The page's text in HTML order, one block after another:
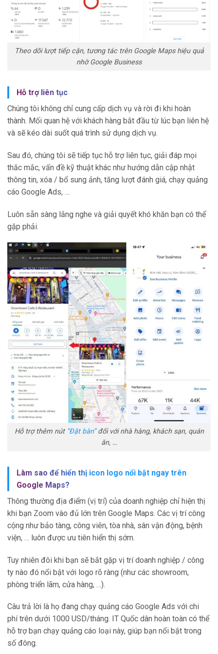
Theo dõi lượt tiếp cận, tương tác trên Google Maps hiệu quả
nhờ Google Business
Hỗ trợ liên tục
Chúng tôi không chỉ cung cấp dịch vụ và rời đi khi hoàn
thành. Mối quan hệ với khách hàng bắt đầu từ lúc bạn liên hệ
và sẽ kéo dài suốt quá trình sử dụng dịch vụ.
Sau đó, chúng tôi sẽ tiếp tục hỗ trợ liên tục, giải đáp mọi
thắc mắc, vấn đề kỹ thuật khác như hướng dẫn cập nhật
thông tin, xóa / bổ sung ảnh, tăng lượt đánh giá, chạy quảng
cáo Google Ads, …
Luôn sẵn sàng lắng nghe và giải quyết khó khăn bạn có thể
gặp phải.
Hỗ trợ thêm nút “Đặt bàn”đối với nhà hàng, khách sạn, quán
ăn, …
Làm sao để hiển thị icon logo nổi bật ngay trên
Google Maps?
Thông thường địa điểm (vị trí) của doanh nghiệp chỉ hiện thị
khi bạn Zoom vào đủ lớn trên Google Maps. Các vị trí công
cộng như bảo tàng, công viên, tòa nhà, sân vận động, bệnh
viện, … luôn được ưu tiên hiển thị sớm.
Tuy nhiên đôi khi bạn sẽ bắt gặp vị trí doanh nghiệp / công
ty nào đó nổi bật với logo rõ ràng (như các showroom,
phòng triển lãm, cửa hàng, …).
Câu trả lời là họ đang chạy quảng cáo Google Ads với chi
phí trên dưới 1000 USD/tháng. IT Quốc dân hoàn toàn có thể
hỗ trợ bạn chạy quảng cáo loại này, giúp bạn nổi bật trong
số đông.